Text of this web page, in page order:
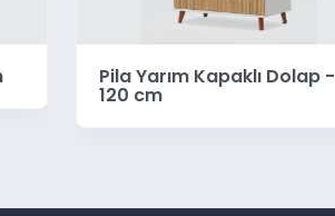
Pila Yarım Kapaklı Dolap -
120 cm